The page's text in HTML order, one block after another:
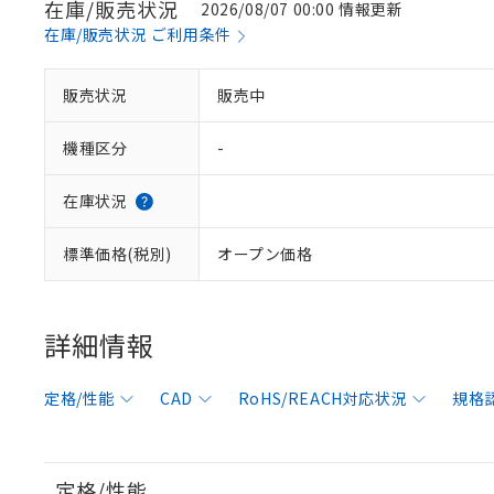
在庫/販売状況
2026/08/07 00:00 情報更新
在庫/販売状況 ご利用条件
販売状況 販売中
機種区分 -
在庫状況
標準価格(税別) オープン価格
詳細情報
定格/性能 CAD RoHS/REACH対応状況 規格